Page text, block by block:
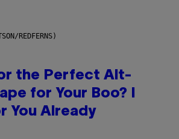
REDFERNS)
the Perfect Alt-
for Your Boo? I
You Already